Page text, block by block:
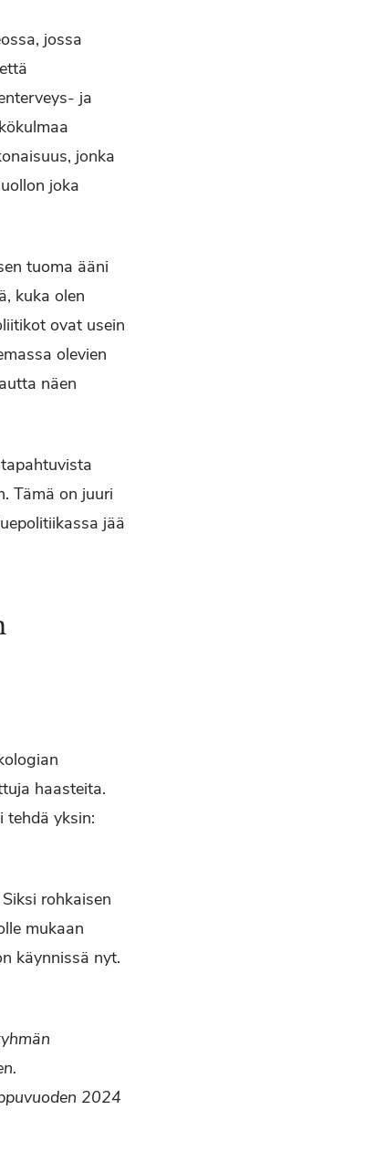
jossa
ja
jonka
joka
tuoma ääni
kuka olen
ovat usein
olevien
näen
Tämä on juuri
jää
haasteita.
tehdä yksin:
rohkaisen
mukaan
käynnissä nyt.
2024